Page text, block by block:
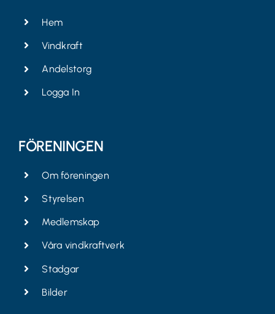
Hem
Vindkraft
Andelstorg
Logga In
FÖRENINGEN
Om föreningen
Styrelsen
Medlemskap
Våra vindkraftverk
Stadgar
Bilder